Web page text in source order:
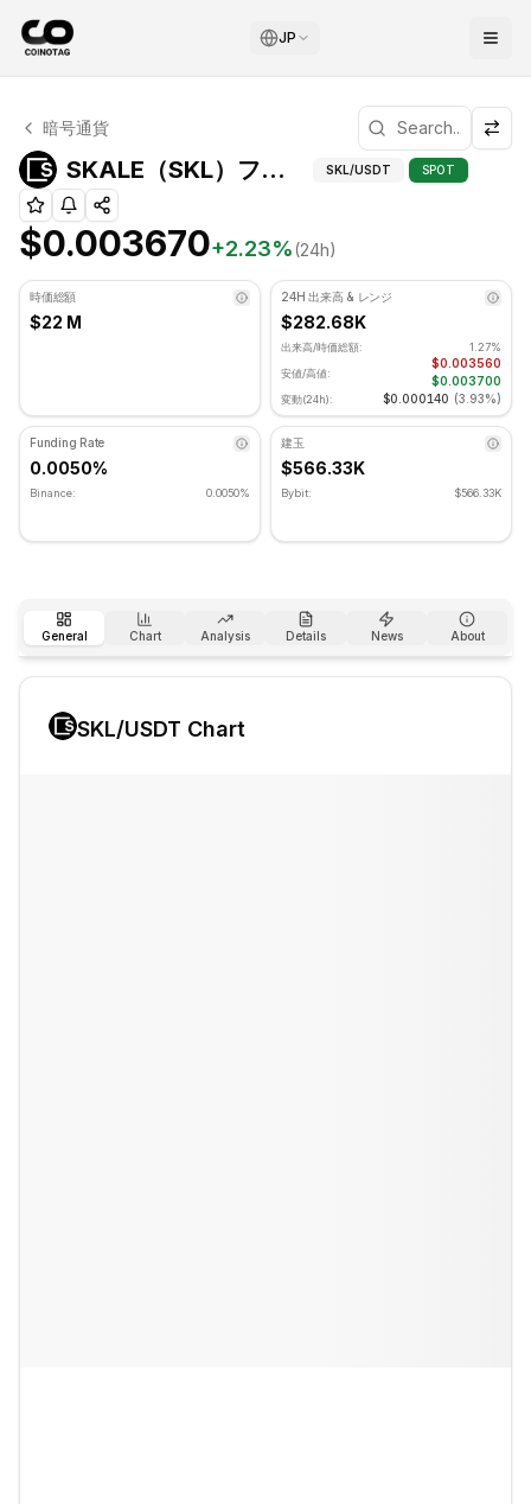
JP
SKALE テクニカル分析
SKALE 現在 $0.003670 で取引されています. RSI指標は
暗号通貨
SKALE（SKL）フィボナッチレベル SKL/USDT SPOT
$0.003670+2.23%(24h)
時価総額
$22 M
24H 出来高 & レンジ
$282.68K
出来高/時価総額:
1.27%
安値/高値:
$0.003560
$0.003700
変動(24h): $0.000140 (3.93%)
Funding Rate
0.0050%
Binance: 0.0050%
建玉
$566.33K
Bybit: $566.33K
General Chart Analysis Details News About
SKL/USDT Chart